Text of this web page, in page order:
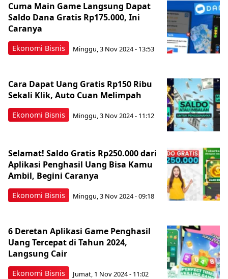
Ekonomi Bisnis
Cuma Main Game Langsung Dapat
Saldo Dana Gratis Rp175.000, Ini
Caranya
Minggu, 3 Nov 2024 - 13:53
Ekonomi Bisnis
Cara Dapat Uang Gratis Rp150 Ribu
Sekali Klik, Auto Cuan Melimpah
Minggu, 3 Nov 2024 - 11:12
Ekonomi Bisnis
Selamat! Saldo Gratis Rp250.000 dari
Aplikasi Penghasil Uang Bisa Kamu
Ambil, Begini Caranya
Minggu, 3 Nov 2024 - 09:18
Ekonomi Bisnis
6 Deretan Aplikasi Game Penghasil
Uang Tercepat di Tahun 2024,
Langsung Cair
Jumat, 1 Nov 2024 - 11:02